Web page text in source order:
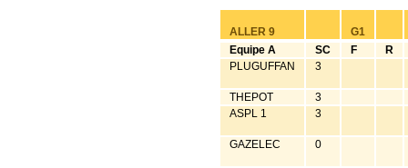
ALLER 9
G1
Equipe A
SC F
R
PLUGUFFAN
3
THEPOT
3
ASPL 1
3
GAZELEC 0